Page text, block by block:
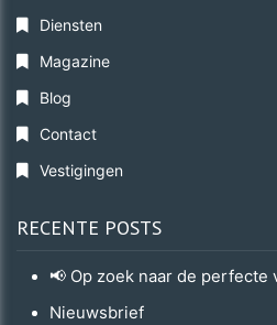
Diensten
Magazine
Blog
Contact
Vestigingen
RECENTE POSTS
📢 Op zoek naar de perfecte
Nieuwsbrief